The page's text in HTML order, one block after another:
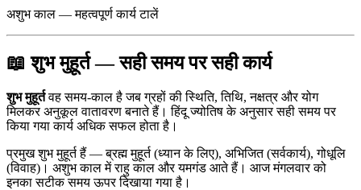
अशुभ काल — महत्वपूर्ण कार्य टालें
📖 शुभ मुहूर्त — सही समय पर सही कार्य
शुभ मुहूर्तवह समय-काल है जब ग्रहों की स्थिति, तिथि, नक्षत्र और योग
मिलकर अनुकूल वातावरण बनाते हैं। हिंदू ज्योतिष के अनुसार सही समय पर
किया गया कार्य अधिक सफल होता है।
प्रमुख शुभ मुहूर्त हैं — ब्रह्म मुहूर्त (ध्यान के लिए), अभिजित (सर्वकार्य), गोधूलि
(विवाह)। अशुभ काल में राहु काल और यमगंड आते हैं। आज मंगलवार को
इनका सटीक समय ऊपर दिखाया गया है।